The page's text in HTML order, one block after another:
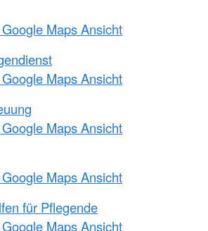
Maps Ansicht
Maps Ansicht
Maps Ansicht
Maps Ansicht
für Pflegende
Maps Ansicht